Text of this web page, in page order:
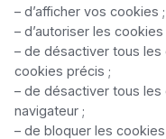
– d’afficher vos cookies ;
– d’autoriser les cookies
– de désactiver tous
cookies précis ;
– de désactiver tous
navigateur ;
– de bloquer les cookies